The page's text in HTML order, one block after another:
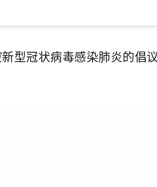
型冠状病毒感染肺炎的倡议